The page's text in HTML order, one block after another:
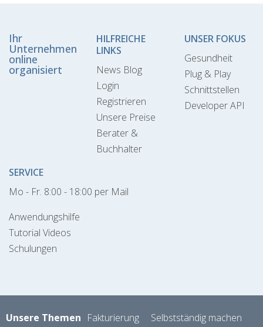
Ihr
Unternehmen
online
organisiert
HILFREICHE
LINKS
News Blog
Login
Registrieren
Unsere Preise
Berater &
Buchhalter
UNSER FOKUS
Gesundheit
Plug & Play
Schnittstellen
Developer API
SERVICE
Mo - Fr. 8:00 - 18:00 per Mail
Anwendungshilfe
Tutorial Videos
Schulungen
Unsere Themen Fakturierung
Selbstständig machen